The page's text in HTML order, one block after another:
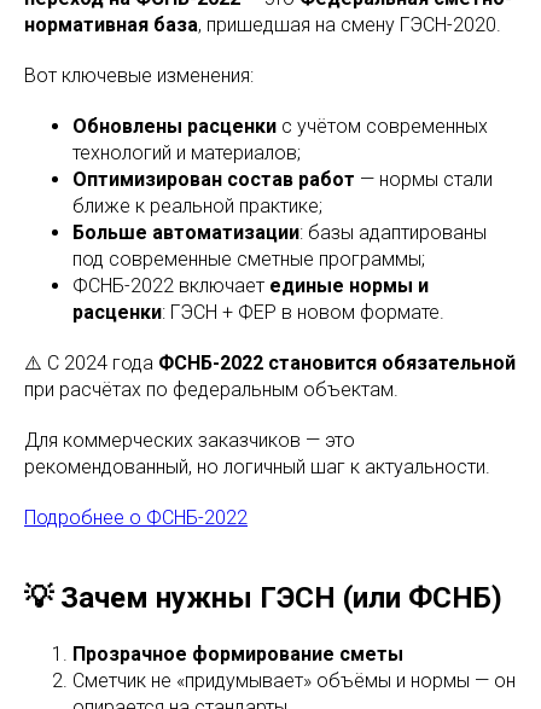
нормативная база, пришедшая на смену ГЭСН-2020.
Вот ключевые изменения:
Обновлены расценки с учётом современных
технологий и материалов;
Оптимизирован состав работ — нормы стали
ближе к реальной практике;
Больше автоматизации: базы адаптированы
под современные сметные программы;
ФСНБ-2022 включает единые нормы и
расценки: ГЭСН + ФЕР в новом формате.
⚠️ С 2024 года ФСНБ-2022 становится обязательной
при расчётах по федеральным объектам.
Для коммерческих заказчиков — это
рекомендованный, но логичный шаг к актуальности.
Подробнее о ФСНБ-2022
💡 Зачем нужны ГЭСН (или ФСНБ)
Прозрачное формирование сметы
Сметчик не «придумывает» объёмы и нормы — он